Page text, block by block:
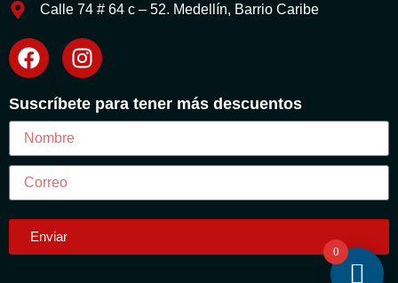
Calle 74 # 64 c – 52. Medellín, Barrio Caribe
Suscríbete para tener más descuentos
Enviar
0